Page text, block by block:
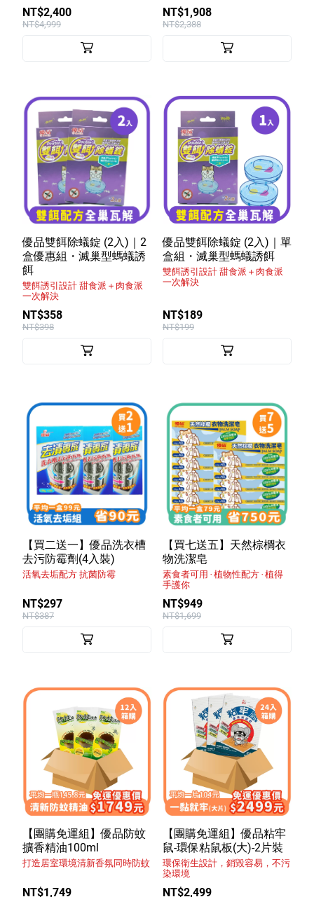
Facebook粉絲專頁
Youtube
NT$2,400
NT$4,999
NT$1,908
NT$2,388
優品雙餌除蟻錠 (2入)｜2
盒優惠組・滅巢型螞蟻誘
餌
雙餌誘引設計 甜食派＋肉食派
一次解決
NT$358
NT$398
優品雙餌除蟻錠 (2入)｜單
盒組・滅巢型螞蟻誘餌
雙餌誘引設計 甜食派＋肉食派
一次解決
NT$189
NT$199
【買二送一】優品洗衣槽
去污防霉劑(4入裝)
活氧去垢配方 抗菌防霉
NT$297
NT$387
【買七送五】天然棕櫚衣
物洗潔皂
素食者可用 ‧ 植物性配方 ‧ 植得
手護你
NT$949
NT$1,699
【團購免運組】優品防蚊
擴香精油100ml
打造居室環境清新香氛同時防蚊
NT$1,749
【團購免運組】優品粘牢
鼠-環保粘鼠板(大)-2片裝
環保衛生設計，銷毀容易，不污
染環境
NT$2,499